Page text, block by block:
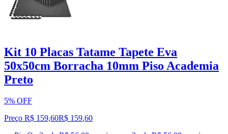
Kit 10 Placas Tatame Tapete Eva
50x50cm Borracha 10mm Piso Academia
Preto
5% OFF
Preço R$ 159,60R$ 159,60